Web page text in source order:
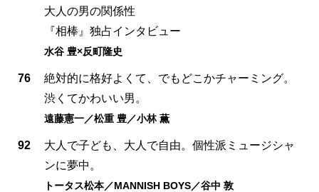
大人の男の関係性
『相棒』独占インタビュー
水谷 豊×反町隆史
76
絶対的に格好よくて、でもどこかチャーミング。
渋くてかわいい男。
遠藤憲一／松重 豊／小林 薫
92
大人で子ども、大人で自由。個性派ミュージシャ
ンに夢中。
トータス松本／MANNISH BOYS／谷中 敦